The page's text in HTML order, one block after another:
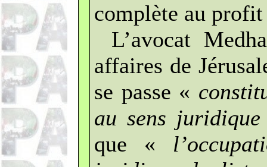
complète au
L’avocat
affaires de
se passe «
au sens
que « l’occu